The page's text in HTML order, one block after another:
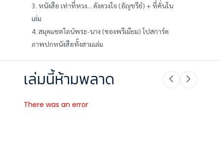
3. หนังสือ เท่าที่หวง... ดังดวงใจ (อัญชรีย์) + ที่คั่นใน
เล่ม
4. สมุดแชตไลน์พระ-นาง (ของพรีเมียม) โปสการ์ด
ภาพปกหนังสือทั้งสามเล่ม
เล่มนี้ห้ามพลาด
There was an error